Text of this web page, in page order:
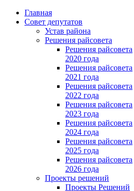
Главная
Совет депутатов
Устав района
Решения райсовета
Решения райсовета
2020 года
Решения райсовета
2021 года
Решения райсовета
2022 года
Решения райсовета
2023 года
Решения райсовета
2024 года
Решения райсовета
2025 года
Решения райсовета
2026 года
Проекты решений
Проекты Решений